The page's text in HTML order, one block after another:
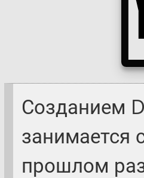
Созданием
занимается
прошлом